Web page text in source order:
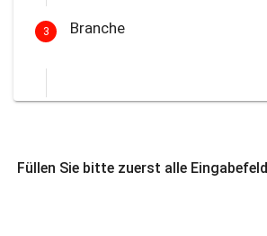
3 Branche
Füllen Sie bitte zuerst alle